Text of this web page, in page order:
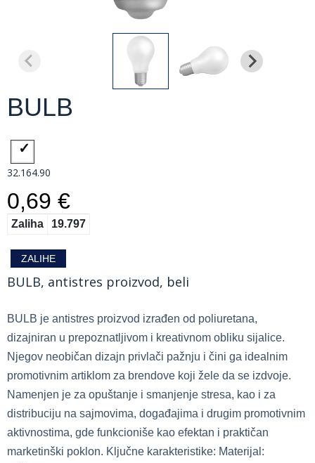
BULB
32.164.90
0,69 €
Zaliha 19.797
ZALIHE
BULB, antistres proizvod, beli
BULB je antistres proizvod izrađen od poliuretana,
dizajniran u prepoznatljivom i kreativnom obliku sijalice.
Njegov neobičan dizajn privlači pažnju i čini ga idealnim
promotivnim artiklom za brendove koji žele da se izdvoje.
Namenjen je za opuštanje i smanjenje stresa, kao i za
distribuciju na sajmovima, događajima i drugim promotivnim
aktivnostima, gde funkcioniše kao efektan i praktičan
marketinški poklon. Ključne karakteristike: Materijal: